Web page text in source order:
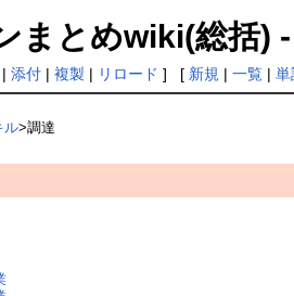
まとめwiki(総括) -
添付| 複製 | リロード ] [ 新規 | 一覧| 単
ル>調達